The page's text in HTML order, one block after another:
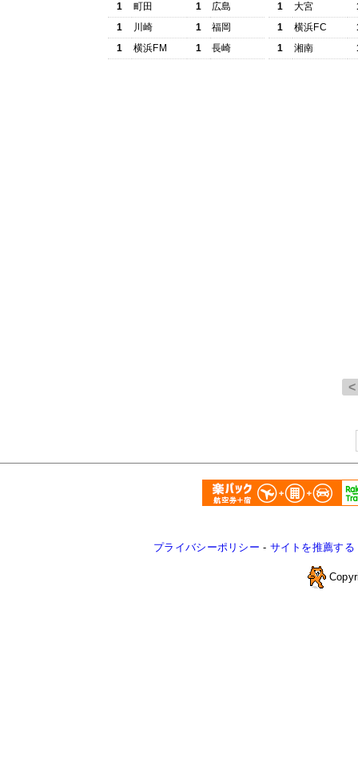
1
町田 1
広島
1
川崎 1
福岡
1
横浜FM 1 長崎
1
大宮
1
横浜FC
1
湘南
プライバシーポリシー - サイトを推薦する